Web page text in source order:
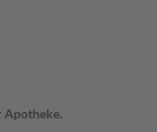
Apotheke.